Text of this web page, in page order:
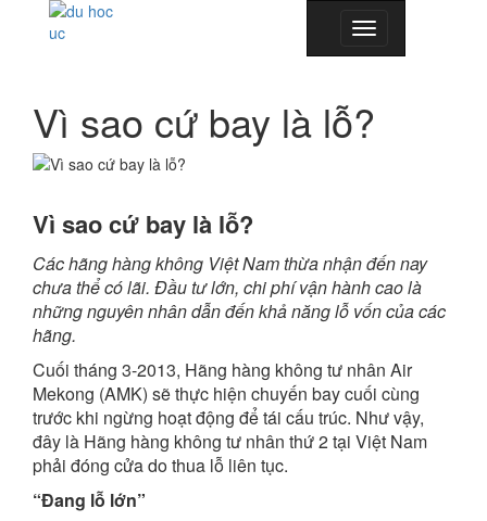
Toggle
navigation
Vì sao cứ bay là lỗ?
Vì sao cứ bay là lỗ?
Các hãng hàng không Việt Nam thừa nhận đến nay
chưa thể có lãi. Đầu tư lớn, chi phí vận hành cao là
những nguyên nhân dẫn đến khả năng lỗ vốn của các
hãng.
Cuối tháng 3-2013, Hãng hàng không tư nhân Air
Mekong (AMK) sẽ thực hiện chuyến bay cuối cùng
trước khi ngừng hoạt động để tái cấu trúc. Như vậy,
đây là Hãng hàng không tư nhân thứ 2 tại Việt Nam
phải đóng cửa do thua lỗ liên tục.
“Đang lỗ lớn”